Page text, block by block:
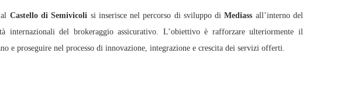
Castello di Semivicoli si inserisce nel percorso di sviluppo diMediass all’interno del
internazionali del brokeraggio assicurativo. L’obiettivo è rafforzare ulteriormente il
e proseguire nel processo di innovazione, integrazione e crescita dei servizi offerti.